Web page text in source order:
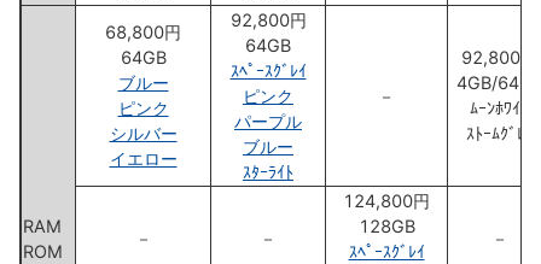
RAM
ROM
68,800円
64GB
ブルー
ピンク
シルバー
イエロー
92,800円
64GB
ｽﾍﾟｰｽｸﾞﾚｲ
ピンク
パープル
ブルー
ｽﾀｰﾗｲﾄ
－
92,800円
4GB/
ﾑｰﾝﾎﾜｲﾄ
ｽﾄｰﾑｸﾞﾚｰ
－ －
124,800円
128GB
ｽﾍﾟｰｽｸﾞﾚｲ
－